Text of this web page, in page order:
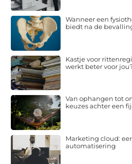
Wanneer een
biedt na de
Kastje voor
werkt beter voor
Van ophangen tot
keuzes achter een
Marketing cloud:
automatisering